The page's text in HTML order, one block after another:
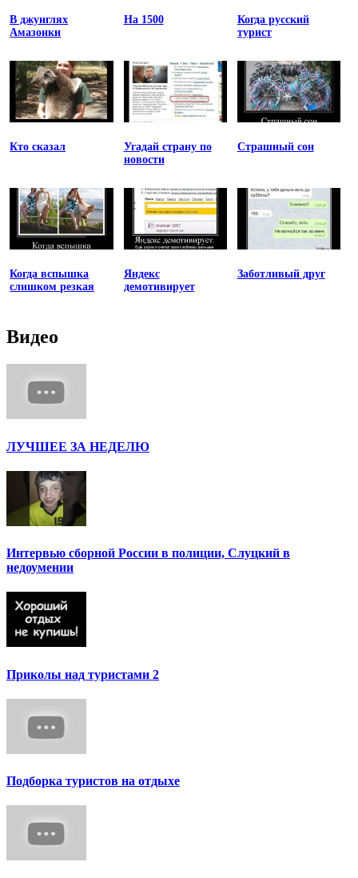
В джунглях
Амазонки
На 1500
Когда русский
турист
Кто сказал
Угадай страну по
новости
Страшный сон
Когда вспышка
слишком резкая
Яндекс
демотивирует
Заботливый друг
Видео
ЛУЧШЕЕ ЗА НЕДЕЛЮ
Интервью сборной России в полиции, Слуцкий в
недоумении
Приколы над туристами 2
Подборка туристов на отдыхе